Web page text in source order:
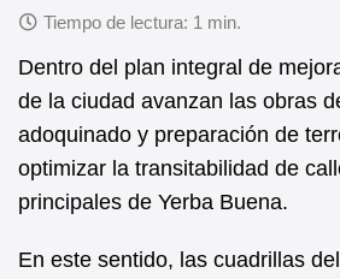
c
e
b
o
o
k
at
s
A
p
p
Dentro del plan integral de
de la ciudad avanzan las obras
adoquinado y preparación de
optimizar la transitabilidad de
principales de Yerba Buena.
En este sentido, las cuadrillas